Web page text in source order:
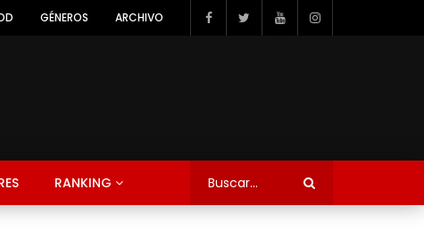
GÉNEROS ARCHIVO
RANKING